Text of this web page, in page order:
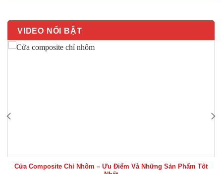
VIDEO NỔI BẬT
Cửa Composite Chỉ Nhôm – Ưu Điểm Và Những Sản Phẩm Tốt